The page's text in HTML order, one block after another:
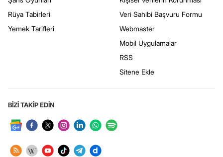
Rüya Tabirleri
Yemek Tarifleri
Veri Sahibi Başvuru Formu
Webmaster
Mobil Uygulamalar
RSS
Sitene Ekle
BİZİ TAKİP EDİN